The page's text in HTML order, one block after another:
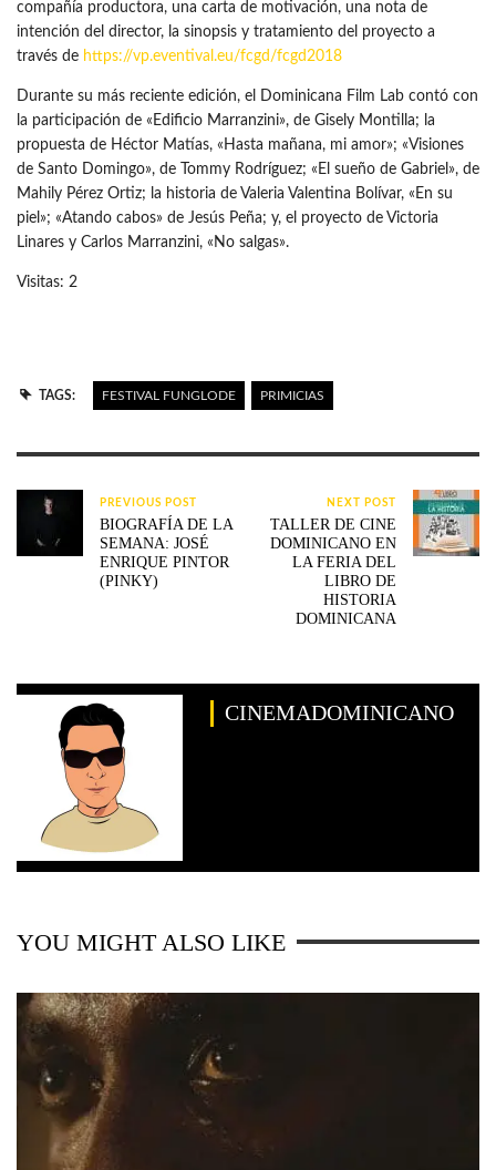
compañía productora, una carta de motivación, una nota de
intención del director, la sinopsis y tratamiento del proyecto a
través de https://vp.eventival.eu/fcgd/fcgd2018
Durante su más reciente edición, el Dominicana Film Lab contó con
la participación de «Edificio Marranzini», de Gisely Montilla; la
propuesta de Héctor Matías, «Hasta mañana, mi amor»; «Visiones
de Santo Domingo», de Tommy Rodríguez; «El sueño de Gabriel», de
Mahily Pérez Ortiz; la historia de Valeria Valentina Bolívar, «En su
piel»; «Atando cabos» de Jesús Peña; y, el proyecto de Victoria
Linares y Carlos Marranzini, «No salgas».
Visitas: 2
TAGS: FESTIVAL FUNGLODE PRIMICIAS
PREVIOUS POST
BIOGRAFÍA DE LA
SEMANA: JOSÉ
ENRIQUE PINTOR
(PINKY)
NEXT POST
TALLER DE CINE
DOMINICANO EN
LA FERIA DEL
LIBRO DE
HISTORIA
DOMINICANA
CINEMADOMINICANO
YOU MIGHT ALSO LIKE